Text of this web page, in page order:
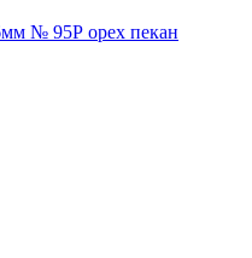
№ 95Р орех пекан